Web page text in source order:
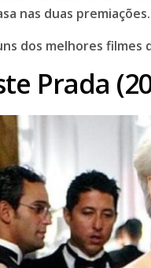
nas duas premiações.
dos melhores filmes
Prada